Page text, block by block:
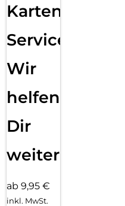
Karten
Service:
Wir
helfen
Dir
weiter
ab 9,95 €
inkl. MwSt.